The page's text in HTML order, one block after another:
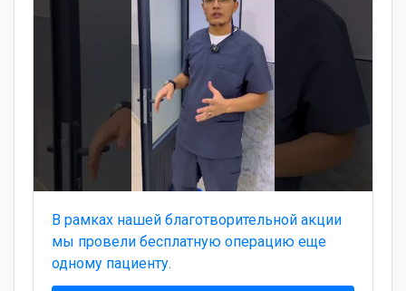
В рамках нашей благотворительной акции
мы провели бесплатную операцию еще
одному пациенту.